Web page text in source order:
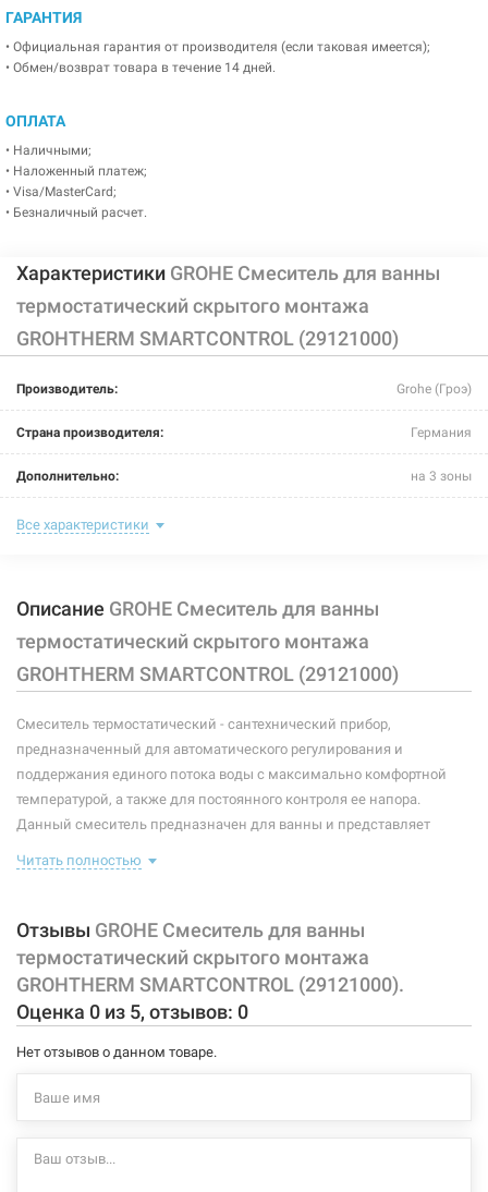
ГАРАНТИЯ
• Официальная гарантия от производителя (если таковая имеется);
• Обмен/возврат товара в течение 14 дней.
ОПЛАТА
• Наличными;
• Наложенный платеж;
• Visa/MasterCard;
• Безналичный расчет.
Характеристики GROHE Смеситель для ванны
термостатический скрытого монтажа
GROHTHERM SMARTCONTROL (29121000)
Производитель: Grohe (Гроэ)
Страна производителя: Германия
Дополнительно: на 3 зоны
Цвет:
Тип затворной части: термостатический элемент
Тип крепления:
Назначение смесителя: для ванны
Материал корпуса смесителя (крана): латунь
Тип конструкции: на 1 отверстие
Все характеристики
Описание GROHE Смеситель для ванны
термостатический скрытого монтажа
GROHTHERM SMARTCONTROL (29121000)
Смеситель термостатический - сантехнический прибор,
предназначенный для автоматического регулирования и
поддержания единого потока воды с максимально комфортной
температурой, а также для постоянного контроля ее напора.
Данный смеситель предназначен для ванны и представляет
регулирует температуру, остальные - направление потока воды (на
без встроенного механизма
в комплекте верхняя монтажная часть для GROHE Rapido
SmartBox 35600000
Характеристики и конфигурация изделия, а также комплектация
товара могут изменяться производителем без уведомления. За
не несет.
Читать полностью
Отзывы GROHE Смеситель для ванны
термостатический скрытого монтажа
GROHTHERM SMARTCONTROL (29121000).
Оценка 0 из 5, отзывов: 0
Нет отзывов о данном товаре.